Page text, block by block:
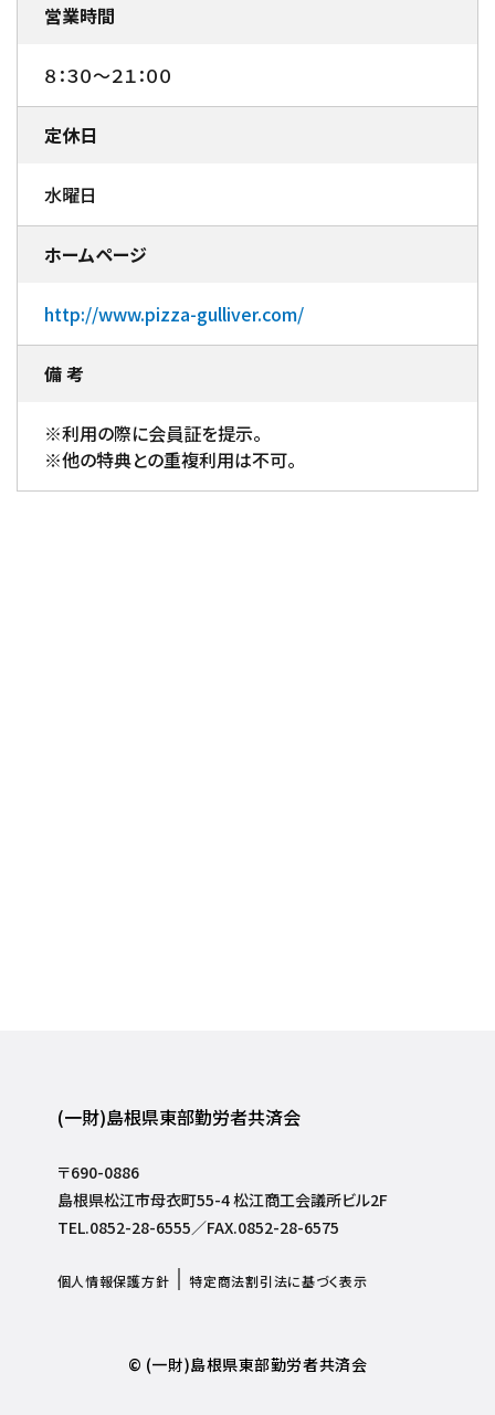
営業時間
８：３０～２１：００
定休日
水曜日
ホームページ
http://www.pizza-gulliver.com/
備 考
※利用の際に会員証を提示。
※他の特典との重複利用は不可。
(一財)島根県東部勤労者共済会
〒690-0886
島根県松江市母衣町55-4 松江商工会議所ビル2F
TEL.0852-28-6555／FAX.0852-28-6575
個人情報保護方針 特定商法割引法に基づく表示
© (一財)島根県東部勤労者共済会